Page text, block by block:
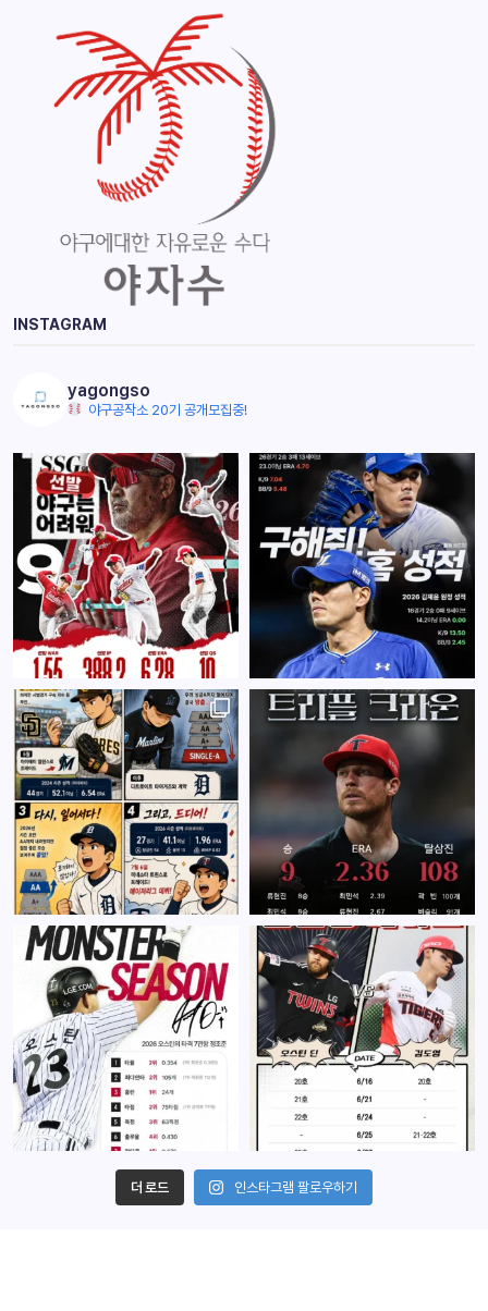
INSTAGRAM
yagongso
야구공작소 20기 공개모집중!
더 로드 인스타그램 팔로우하기